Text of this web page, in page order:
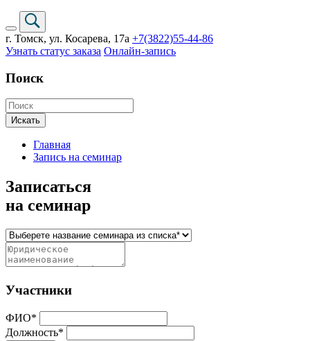
г. Томск, ул. Косарева, 17а +7(3822)55-44-86
Узнать статус заказа Онлайн-запись
Поиск
Искать
Главная
Запись на семинар
Записаться
на семинар
Участники
ФИО*
Должность*